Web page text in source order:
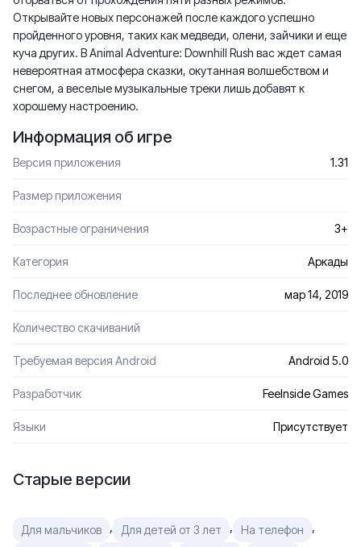
Открывайте новых персонажей после каждого успешно
пройденного уровня, таких как медведи, олени, зайчики и еще
куча других. В Animal Adventure: Downhill Rush вас ждет самая
невероятная атмосфера сказки, окутанная волшебством и
снегом, а веселые музыкальные треки лишь добавят к
хорошему настроению.
Информация об игре
Версия приложения 1.31
Размер приложения
Возрастные ограничения 3+
Категория Аркады
Последнее обновление мар 14, 2019
Количество скачиваний
Требуемая версия Android Android 5.0
Разработчик Feelnside Games
Языки Присутствует
Старые версии
Для мальчиков , Для детей от 3 лет , На телефон
,